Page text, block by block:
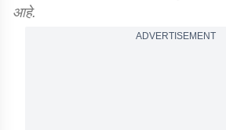
आहे.
ADVERTISEMENT